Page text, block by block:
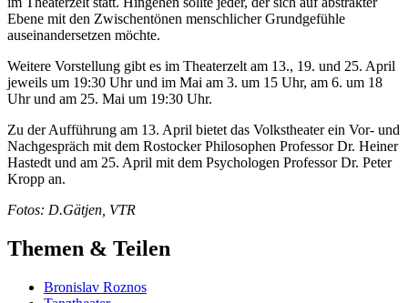
Ebene mit den Zwischentönen menschlicher Grundgefühle
auseinandersetzen möchte.
Weitere Vorstellung gibt es im Theaterzelt am 13., 19. und 25. April
jeweils um 19:30 Uhr und im Mai am 3. um 15 Uhr, am 6. um 18
Uhr und am 25. Mai um 19:30 Uhr.
Zu der Aufführung am 13. April bietet das Volkstheater ein Vor- und
Nachgespräch mit dem Rostocker Philosophen Professor Dr. Heiner
Hastedt und am 25. April mit dem Psychologen Professor Dr. Peter
Kropp an.
Fotos: D.Gätjen, VTR
Themen & Teilen
Bronislav Roznos